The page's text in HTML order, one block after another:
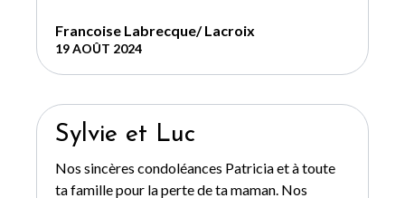
Francoise Labrecque/ Lacroix
19 AOÛT 2024
Sylvie et Luc
Nos sincères condoléances Patricia et à toute
ta famille pour la perte de ta maman. Nos